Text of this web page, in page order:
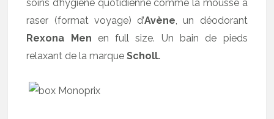
soins d’hygiène quotidienne comme la mousse à
raser (format voyage) d’Avène, un déodorant
Rexona Men en full size. Un bain de pieds
relaxant de la marqueScholl.